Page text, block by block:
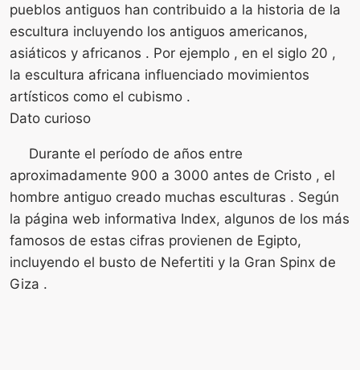
pueblos antiguos han contribuido a la historia de la
escultura incluyendo los antiguos americanos,
asiáticos y africanos . Por ejemplo , en el siglo 20 ,
la escultura africana influenciado movimientos
artísticos como el cubismo .
Dato curioso
Durante el período de años entre
aproximadamente 900 a 3000 antes de Cristo , el
hombre antiguo creado muchas esculturas . Según
la página web informativa Index, algunos de los más
famosos de estas cifras provienen de Egipto,
incluyendo el busto de Nefertiti y la Gran Spinx de
Giza .